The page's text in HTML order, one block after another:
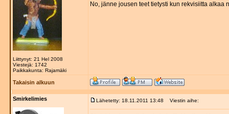
Liittynyt: 21 Hel 2008
Viestejä: 1742
Paikkakunta: Rajamäki
No, jänne jousen teet tietysti kun rekvisiitta alkaa
Takaisin alkuun
Smirkelimies Lähetetty: 18.11.2011 13:48 Viestin aihe: